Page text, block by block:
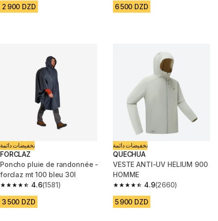
2 900 DZD 6 500 DZD
تخفيضات دائمة
FORCLAZ
Poncho pluie de randonnée -
forclaz mt 100 bleu 30l
4.6
4.6 out of 5 stars from 1581 reviews
(1581)
3 500 DZD
تخفيضات دائمة
QUECHUA
VESTE ANTI-UV HELIUM 900
HOMME
4.9
4.9 out of 5 stars from 2660
(2660)
5 900 DZD